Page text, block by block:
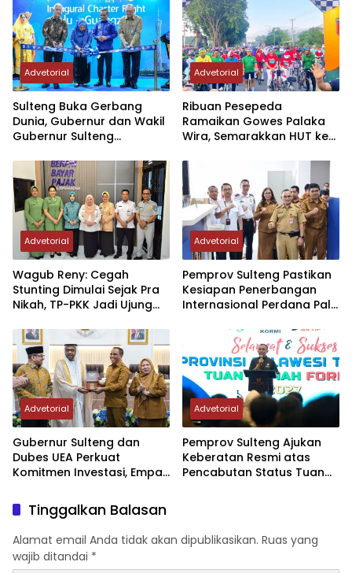
Advetorial
Sulteng Buka Gerbang
Dunia, Gubernur dan Wakil
Gubernur Sulteng
Perdana Internasional
Palu-Guangzhou
Advetorial
Ribuan Pesepeda
Ramaikan Gowes Palaka
Wira, Semarakkan HUT ke-1
Advetorial
Wagub Reny: Cegah
Stunting Dimulai Sejak Pra
Nikah, TP-PKK Jadi Ujung
Advetorial
Pemprov Sulteng Pastikan
Kesiapan Penerbangan
Internasional Perdana Palu
Advetorial
Gubernur Sulteng dan
Dubes UEA Perkuat
Komitmen Investasi, Empat
Advetorial
Pemprov Sulteng Ajukan
Keberatan Resmi atas
Pencabutan Status Tuan
Tinggalkan Balasan
Alamat email Anda tidak akan dipublikasikan. Ruas yang
wajib ditandai *